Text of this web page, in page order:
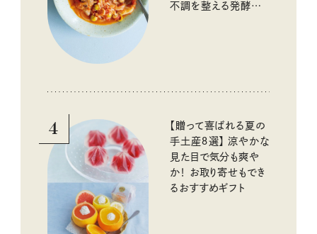
不調を整える発酵レ
4
【贈って喜ばれる夏の
手土産８選】 涼やかな
見た目で気分も爽や
か！ お取り寄せもでき
るおすすめギフト